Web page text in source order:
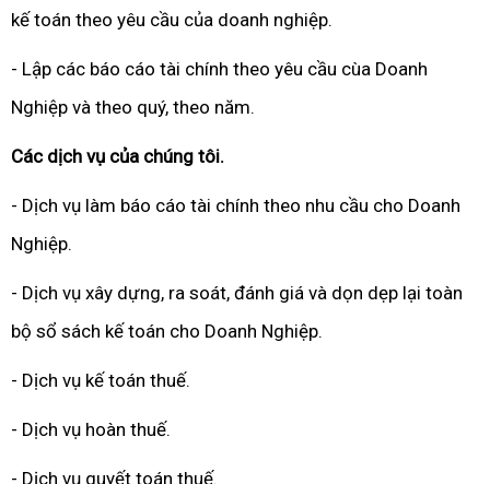
kế toán theo yêu cầu của doanh nghiệp.
- Lập các báo cáo tài chính theo yêu cầu cùa Doanh
Nghiệp và theo quý, theo năm.
Các dịch vụ của chúng tôi.
- Dịch vụ làm báo cáo tài chính theo nhu cầu cho Doanh
Nghiệp.
- Dịch vụ xây dựng, ra soát, đánh giá và dọn dẹp lại toàn
bộ sổ sách kế toán cho Doanh Nghiệp.
- Dịch vụ kế toán thuế.
- Dịch vụ hoàn thuế.
- Dịch vụ quyết toán thuế.